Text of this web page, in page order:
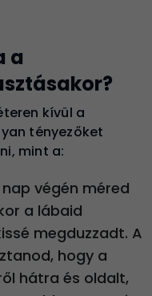
a
kívül a
tényezőket
mint a:
végén méred
a lábaid
megduzzadt. A
hogy a
hátra és oldalt,